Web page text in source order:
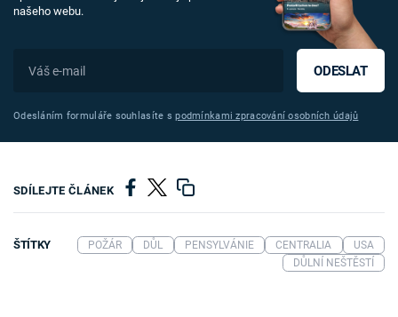
našeho webu.
ODESLAT
Odesláním formuláře souhlasíte spodmínkami zpracování osobních údajů
SDÍLEJTE ČLÁNEK
ŠTÍTKY POŽÁR DŮL PENSYLVÁNIE CENTRALIA
USA
DŮLNÍ NEŠTĚSTÍ